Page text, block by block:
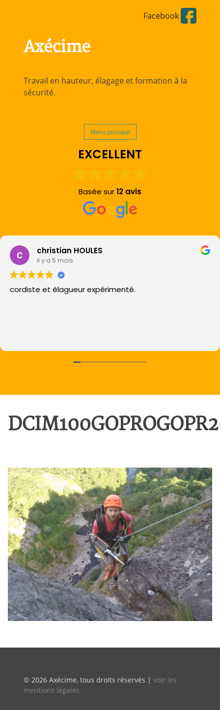
contenuAxécime
Travail en hauteur, élagage et formation à la
sécurité.
Menu principal
Facebook
EXCELLENT
Basée sur12 avis
christian HOULES
il y a 5 mois
cordiste et élagueur expérimenté.
© 2026 Axécime, tous droits réservés | voir les
mentions légales